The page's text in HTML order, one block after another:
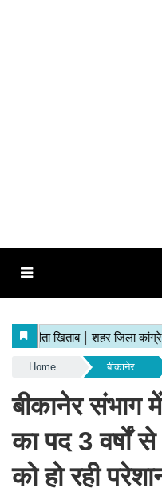
Home बीकानेर
बीकानेर संभाग
का पद 3 वर्षों से
को हो रही